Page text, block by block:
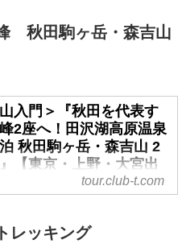
ウォッチング 2日間』【東
野・大宮出発】の紹介をし
す。ツアー・旅行のお申込
ラブツーリズム。
秋田駒ヶ岳・森吉山
入門＞『秋田を代表す
2座へ！田沢湖高原温泉
秋田駒ヶ岳・森吉山 2
【東京・上野・大宮出
｜クラブツーリズム
！田沢湖高原温泉に宿泊
ヶ岳・森吉山 2日間』【東
tour.club-t.com
レッキング